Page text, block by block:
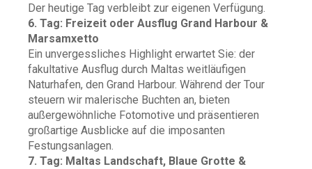
Der heutige Tag verbleibt zur eigenen Verfügung.
6. Tag: Freizeit oder Ausflug Grand Harbour &
Marsamxetto
Ein unvergessliches Highlight erwartet Sie: der
fakultative Ausflug durch Maltas weitläufigen
Naturhafen, den Grand Harbour. Während der Tour
steuern wir malerische Buchten an, bieten
außergewöhnliche Fotomotive und präsentieren
großartige Ausblicke auf die imposanten
Festungsanlagen.
7. Tag: Maltas Landschaft, Blaue Grotte &